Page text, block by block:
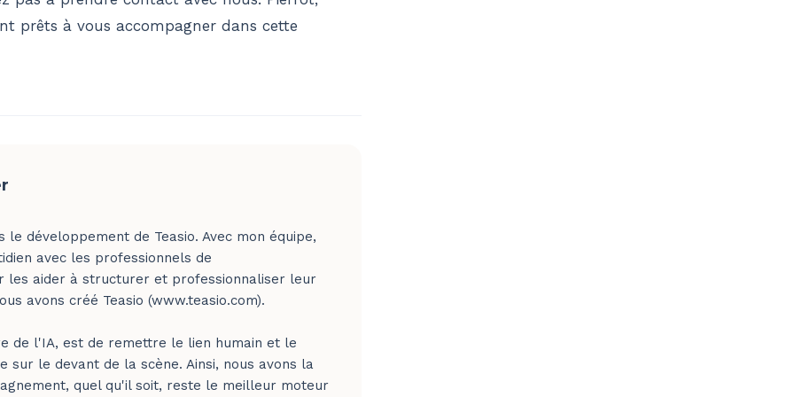
prêts à vous accompagner dans cette
le développement de Teasio. Avec mon équipe,
avec les professionnels de
les aider à structurer et professionnaliser leur
avons créé Teasio (www.teasio.com).
de l'IA, est de remettre le lien humain et le
sur le devant de la scène. Ainsi, nous avons la
quel qu'il soit, reste le meilleur moteur